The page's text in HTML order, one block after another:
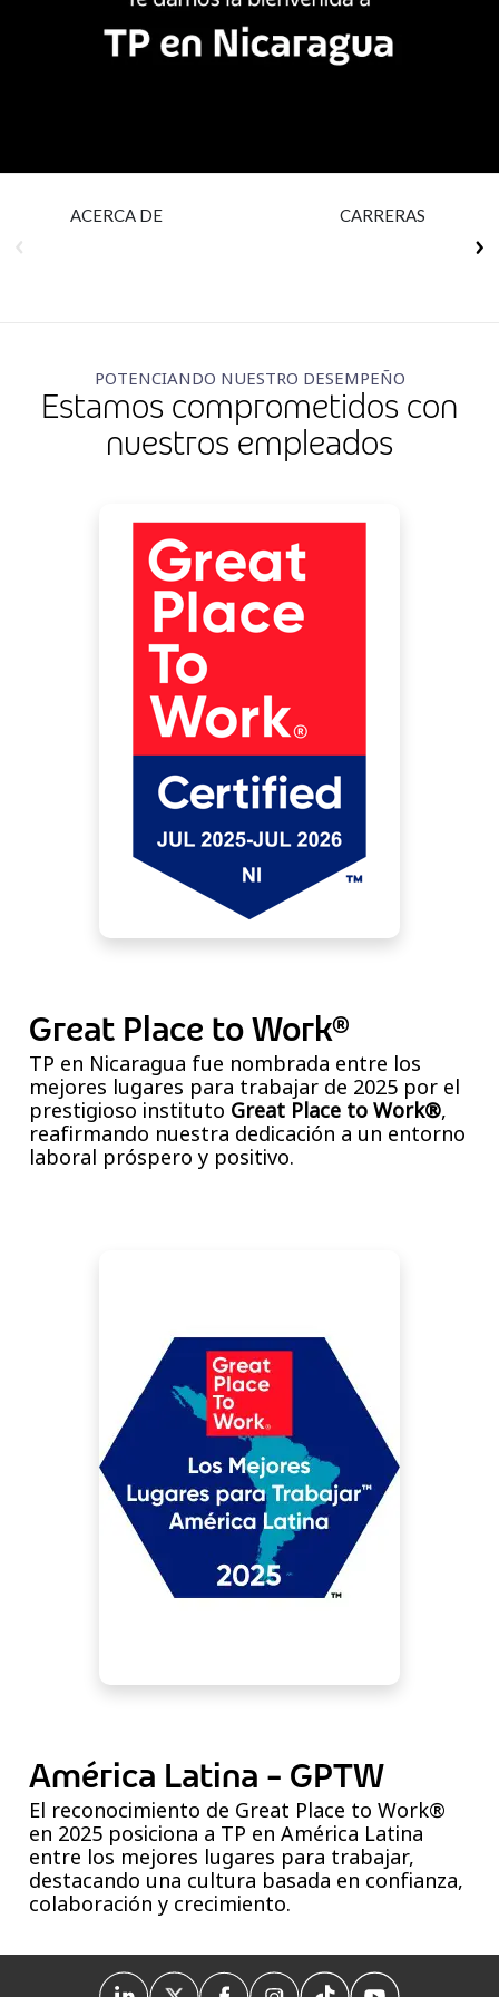
Travel, hospitality, and cargo
ACERCA DE CARRERAS
POTENCIANDO NUESTRO DESEMPEÑO
Estamos comprometidos con
nuestros empleados
Great Place to Work®
TP en Nicaragua fue nombrada entre los
mejores lugares para trabajar de 2025 por el
prestigioso instituto Great Place to Work®,
reafirmando nuestra dedicación a un entorno
laboral próspero y positivo.
América Latina - GPTW
El reconocimiento de Great Place to Work®
en 2025 posiciona a TP en América Latina
entre los mejores lugares para trabajar,
destacando una cultura basada en confianza,
colaboración y crecimiento.